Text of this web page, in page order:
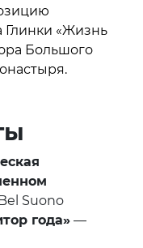
Глинки «Жизнь
Большого
Suono
года» —